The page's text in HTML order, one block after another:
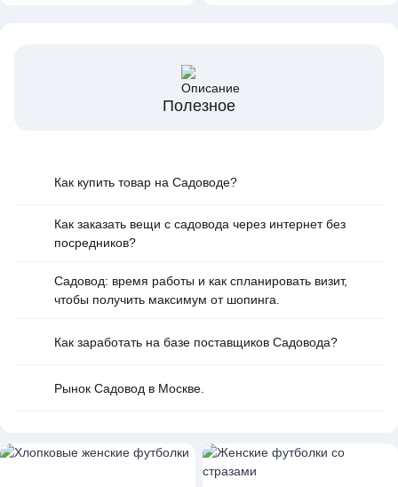
Полезное
Как купить товар на Cадоводе?
Как заказать вещи с садовода через интернет без
посредников?
Садовод: время работы и как спланировать визит,
чтобы получить максимум от шопинга.
Как заработать на базе поставщиков Садовода?
Рынок Садовод в Москве.